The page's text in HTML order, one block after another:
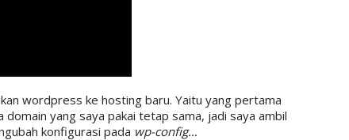
wordpress ke hosting baru. Yaitu yang pertama
yang saya pakai tetap sama, jadi saya ambil
konfigurasi pada wp-config…